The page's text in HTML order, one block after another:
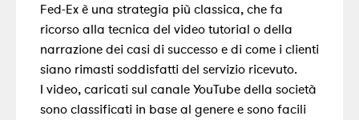
Fed-Ex è una strategia più classica, che fa
ricorso alla tecnica del video tutorial o della
narrazione dei casi di successo e di come i clienti
siano rimasti soddisfatti del servizio ricevuto.
I video, caricati sul canale YouTube della società
sono classificati in base al genere e sono facili